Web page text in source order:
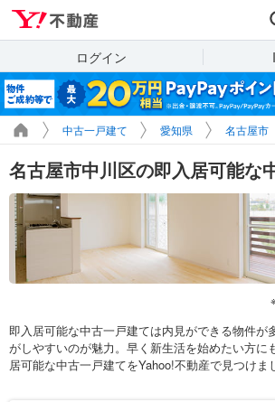
ログイン
中古一戸建て 愛知県 名古屋市
名古屋市中川区の即入居可能な
即入居可能な中古一戸建ては内見ができる物件が
がしやすいのが魅力。早く新生活を始めたい方に
居可能な中古一戸建てをYahoo!不動産で見つけま